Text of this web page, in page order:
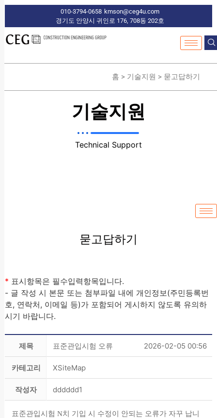
010-3794-0658 kmson@ceg4u.com
경기도 안양시 귀인로 176, 708동 202호
홈 > 기술지원 > 묻고답하기
기술지원
Technical Support
묻고답하기
* 표시항목은 필수입력항목입니다.
- 글 작성 시 본문 또는 첨부파일 내에 개인정보(주민등록번
호, 연락처, 이메일 등)가 포함되어 게시하지 않도록 유의하
시기 바랍니다.
제목 표준관입시험 오류 2026-02-05 00:56
카테고리 XSiteMap
작성자 dddddd1
표준관입시험 N치 기입 시 수정이 안되는 오류가 자꾸 납니